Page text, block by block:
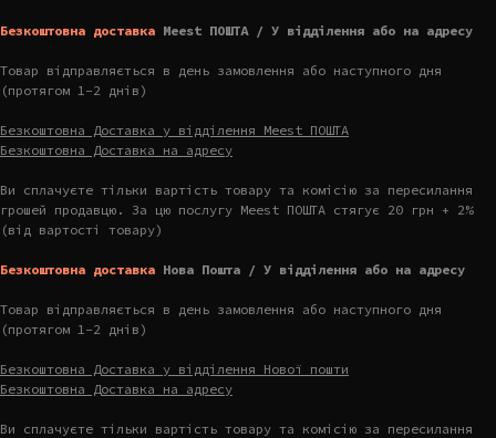
Безкоштовна доставка Meest ПОШТА / У відділення або на адресу
Товар відправляється в день замовлення або наступного дня
(протягом 1-2 днів)
Безкоштовна Доставка у відділення Meest ПОШТА
Безкоштовна Доставка на адресу
Ви сплачуєте тільки вартість товару та комісію за пересилання
грошей продавцю. За цю послугу Meest ПОШТА стягує 20 грн + 2%
(від вартості товару)
Безкоштовна доставка Нова Пошта / У відділення або на адресу
Товар відправляється в день замовлення або наступного дня
(протягом 1-2 днів)
Безкоштовна Доставка у відділення Нової пошти
Безкоштовна Доставка на адресу
Ви сплачуєте тільки вартість товару та комісію за пересилання